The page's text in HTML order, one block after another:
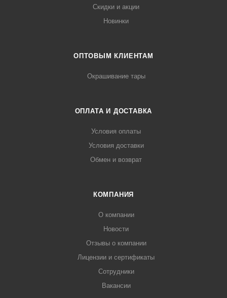
Скидки и акции
Новинки
ОПТОВЫМ КЛИЕНТАМ
Окрашивание тары
ОПЛАТА И ДОСТАВКА
Условия оплаты
Условия доставки
Обмен и возврат
КОМПАНИЯ
О компании
Новости
Отзывы о компании
Лицензии и сертификаты
Сотрудники
Вакансии